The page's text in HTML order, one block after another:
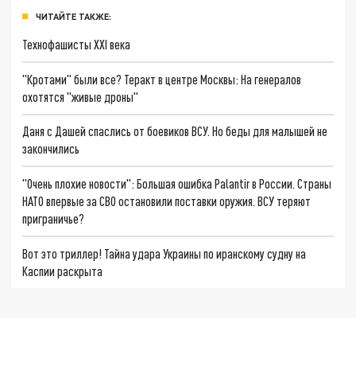
ЧИТАЙТЕ ТАКЖЕ:
Технофашисты XXI века
"Кротами" были все? Теракт в центре Москвы: На генералов
охотятся "живые дроны"
Даня с Дашей спаслись от боевиков ВСУ. Но беды для малышей не
закончились
"Очень плохие новости": Большая ошибка Palantir в России. Страны
НАТО впервые за СВО остановили поставки оружия. ВСУ теряют
приграничье?
Вот это триллер! Тайна удара Украины по иранскому судну на
Каспии раскрыта